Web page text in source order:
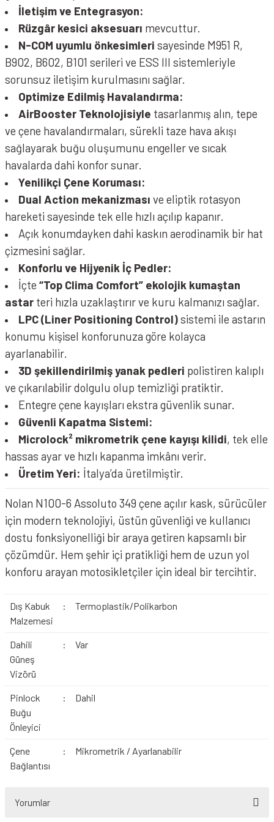
İletişim ve Entegrasyon:
Rüzgâr kesici aksesuarı mevcuttur.
N-COM uyumlu önkesimleri sayesinde M951 R,
B902, B602, B101 serileri ve ESS III sistemleriyle
sorunsuz iletişim kurulmasını sağlar.
Optimize Edilmiş Havalandırma:
AirBooster Teknolojisiyle tasarlanmış alın, tepe
ve çene havalandırmaları, sürekli taze hava akışı
sağlayarak buğu oluşumunu engeller ve sıcak
havalarda dahi konfor sunar.
Yenilikçi Çene Koruması:
Dual Action mekanizması ve eliptik rotasyon
hareketi sayesinde tek elle hızlı açılıp kapanır.
Açık konumdayken dahi kaskın aerodinamik bir hat
çizmesini sağlar.
Konforlu ve Hijyenik İç Pedler:
İçte “Top Clima Comfort” ekolojik kumaştan
astar teri hızla uzaklaştırır ve kuru kalmanızı sağlar.
LPC (Liner Positioning Control)sistemi ile astarın
konumu kişisel konforunuza göre kolayca
ayarlanabilir.
3D şekillendirilmiş yanak pedleri polistiren kalıplı
ve çıkarılabilir dolgulu olup temizliği pratiktir.
Entegre çene kayışları ekstra güvenlik sunar.
Güvenli Kapatma Sistemi:
Microlock² mikrometrik çene kayışı kilidi, tek elle
hassas ayar ve hızlı kapanma imkânı verir.
Üretim Yeri: İtalya’da üretilmiştir.
Nolan N100-6 Assoluto 349 çene açılır kask, sürücüler
için modern teknolojiyi, üstün güvenliği ve kullanıcı
dostu fonksiyonelliği bir araya getiren kapsamlı bir
çözümdür. Hem şehir içi pratikliği hem de uzun yol
konforu arayan motosikletçiler için ideal bir tercihtir.
Dış Kabuk
Malzemesi
: Termoplastik/Polikarbon
Dahili
Güneş
Vizörü
: Var
Pinlock
Buğu
Önleyici
: Dahil
Çene
Bağlantısı
: Mikrometrik / Ayarlanabilir
Yorumlar